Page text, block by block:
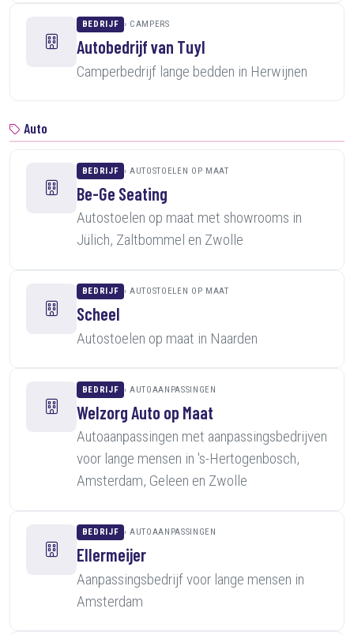
BEDRIJF CAMPERS
Autobedrijf van Tuyl
Camperbedrijf lange bedden in Herwijnen
Auto
BEDRIJF AUTOSTOELEN OP MAAT
Be-Ge Seating
Autostoelen op maat met showrooms in
Jülich, Zaltbommel en Zwolle
BEDRIJF AUTOSTOELEN OP MAAT
Scheel
Autostoelen op maat in Naarden
BEDRIJF AUTOAANPASSINGEN
Welzorg Auto op Maat
Autoaanpassingen met aanpassingsbedrijven
voor lange mensen in 's-Hertogenbosch,
Amsterdam, Geleen en Zwolle
BEDRIJF AUTOAANPASSINGEN
Ellermeijer
Aanpassingsbedrijf voor lange mensen in
Amsterdam